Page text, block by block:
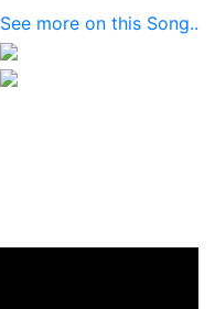
See more on this Song..